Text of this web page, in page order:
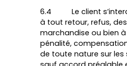
6.4 Le client
à tout retour, refus,
marchandise ou bien
pénalité,
de toute nature sur les